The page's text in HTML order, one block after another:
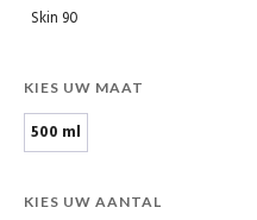
Skin 90
KIES UW MAAT
500 ml
KIES UW AANTAL